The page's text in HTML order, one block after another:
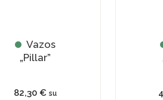
Vazos
„Pillar”
82,30 € su